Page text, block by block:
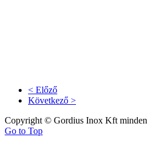
< Előző
Következő >
Copyright © Gordius Inox Kft minden
Go to Top